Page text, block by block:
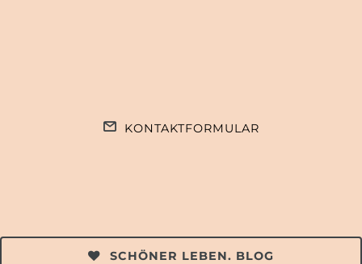
KONTAKTFORMULAR
SCHÖNER LEBEN. BLOG